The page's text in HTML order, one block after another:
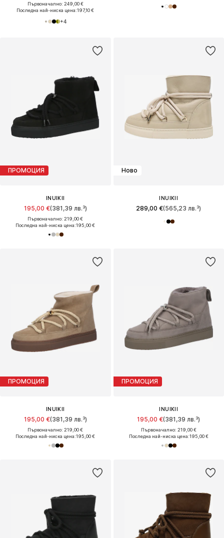
Първоначално: 249,00 €
Последна най-ниска цена:197,10 €
+4
ПРОМОЦИЯ
INUIKII
195,00 €(381,39 лв.³)
Първоначално: 219,00 €
Последна най-ниска цена:195,00 €
Ново
INUIKII
289,00 €(565,23 лв.³)
ПРОМОЦИЯ
INUIKII
195,00 €(381,39 лв.³)
Първоначално: 219,00 €
Последна най-ниска цена:195,00 €
ПРОМОЦИЯ
INUIKII
195,00 €(381,39 лв.³)
Първоначално: 219,00 €
Последна най-ниска цена:195,00 €